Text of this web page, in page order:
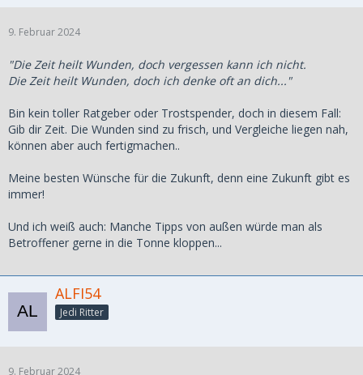
9. Februar 2024
"Die Zeit heilt Wunden, doch vergessen kann ich nicht.
Die Zeit heilt Wunden, doch ich denke oft an dich..."
Bin kein toller Ratgeber oder Trostspender, doch in diesem Fall:
Gib dir Zeit. Die Wunden sind zu frisch, und Vergleiche liegen nah,
können aber auch fertigmachen..
Meine besten Wünsche für die Zukunft, denn eine Zukunft gibt es
immer!
Und ich weiß auch: Manche Tipps von außen würde man als
Betroffener gerne in die Tonne kloppen...
ALFI54
Jedi Ritter
9. Februar 2024